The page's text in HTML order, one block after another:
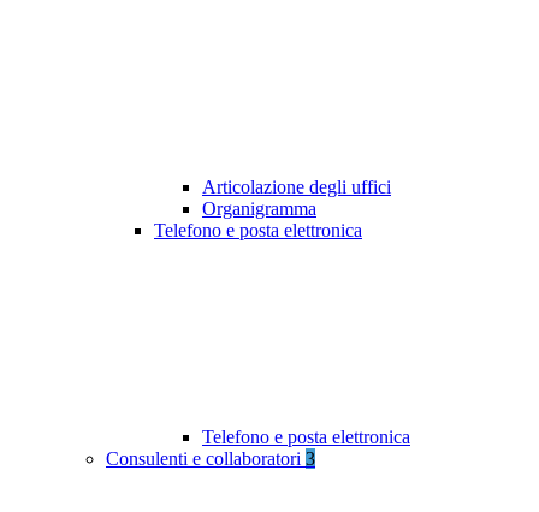
Articolazione degli uffici
Organigramma
Telefono e posta elettronica
Telefono e posta elettronica
Consulenti e collaboratori 3